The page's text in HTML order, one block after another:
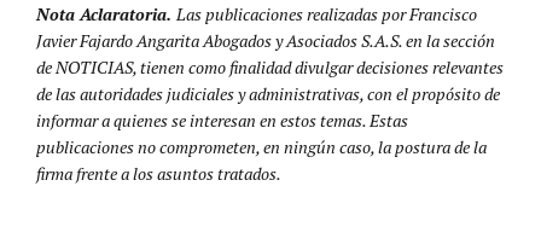
Nota Aclaratoria. Las publicaciones realizadas por Francisco
Javier Fajardo Angarita Abogados y Asociados S.A.S. en la sección
de NOTICIAS, tienen como finalidad divulgar decisiones relevantes
de las autoridades judiciales y administrativas, con el propósito de
informar a quienes se interesan en estos temas. Estas
publicaciones no comprometen, en ningún caso, la postura de la
firma frente a los asuntos tratados.